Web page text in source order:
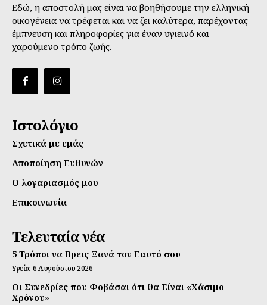
Εδώ, η αποστολή μας είναι να βοηθήσουμε την ελληνική
οικογένεια να τρέφεται και να ζει καλύτερα, παρέχοντας
έμπνευση και πληροφορίες για έναν υγιεινό και
χαρούμενο τρόπο ζωής.
Ιστολόγιο
Σχετικά με εμάς
Αποποίηση Ευθυνών
Ο λογαριασμός μου
Επικοινωνία
Τελευταία νέα
5 Τρόποι να Βρεις Ξανά τον Εαυτό σου
Υγεία 6 Αυγούστου 2026
Οι Συνεδρίες που Φοβάσαι ότι θα Είναι «Χάσιμο
Χρόνου»